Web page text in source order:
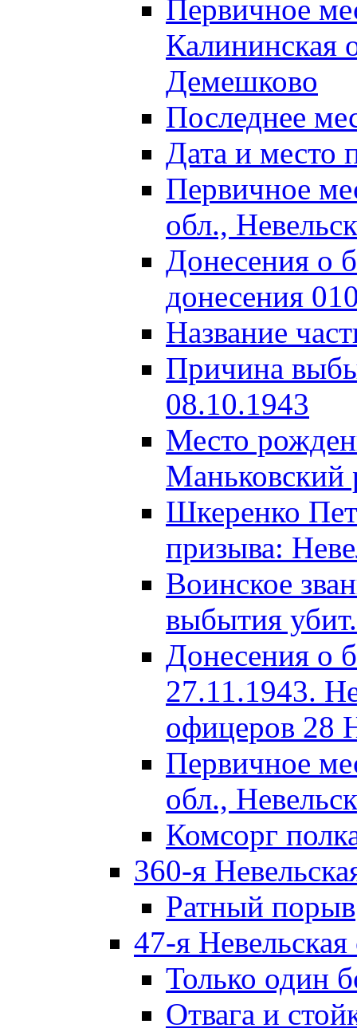
Первичное
Калининская
Демешково
Последнее
Дата и место
Первичное
обл.,
Донесения о
донесения
Название
Причина
08.10.1943
Место
Маньковский
Шкеренко
призыва:
Воинское
выбытия убит.
Донесения о
27.11.1943.
офицеров 28
Первичное
обл.,
Комсорг
360-я
Ратный порыв
47-я Невельская
Только один
Отвага и